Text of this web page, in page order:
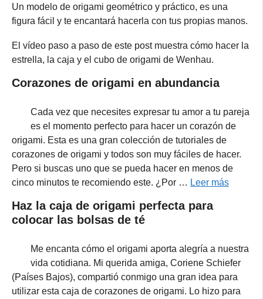
Un modelo de origami geométrico y práctico, es una
figura fácil y te encantará hacerla con tus propias manos.
El vídeo paso a paso de este post muestra cómo hacer la
estrella, la caja y el cubo de origami de Wenhau.
Corazones de origami en abundancia
Cada vez que necesites expresar tu amor a tu pareja
es el momento perfecto para hacer un corazón de
origami. Esta es una gran colección de tutoriales de
corazones de origami y todos son muy fáciles de hacer.
Pero si buscas uno que se pueda hacer en menos de
cinco minutos te recomiendo este. ¿Por … Leer más
Haz la caja de origami perfecta para
colocar las bolsas de té
Me encanta cómo el origami aporta alegría a nuestra
vida cotidiana. Mi querida amiga, Coriene Schiefer
(Países Bajos), compartió conmigo una gran idea para
utilizar esta caja de corazones de origami. Lo hizo para